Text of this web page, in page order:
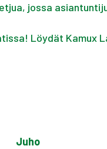
jossa
Löydät Kamux
Juho